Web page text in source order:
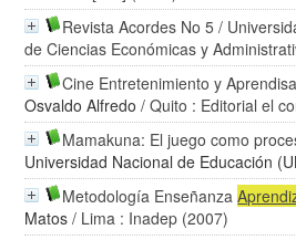
Revista Acordes No 5 /
de Ciencias Económicas y
Cine Entretenimiento y
Osvaldo Alfredo / Quito : Editorial el
Mamakuna: El juego como
Universidad Nacional de Educación
Metodología Enseñanza
Matos / Lima : Inadep (2007)